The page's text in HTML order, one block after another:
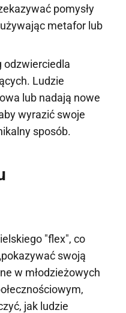
pomysły
metafor lub
odzwierciedla
Ludzie
lub nadają nowe
wyrazić swoje
sposób.
"flex", co
swoją
w młodzieżowych
jak ludzie